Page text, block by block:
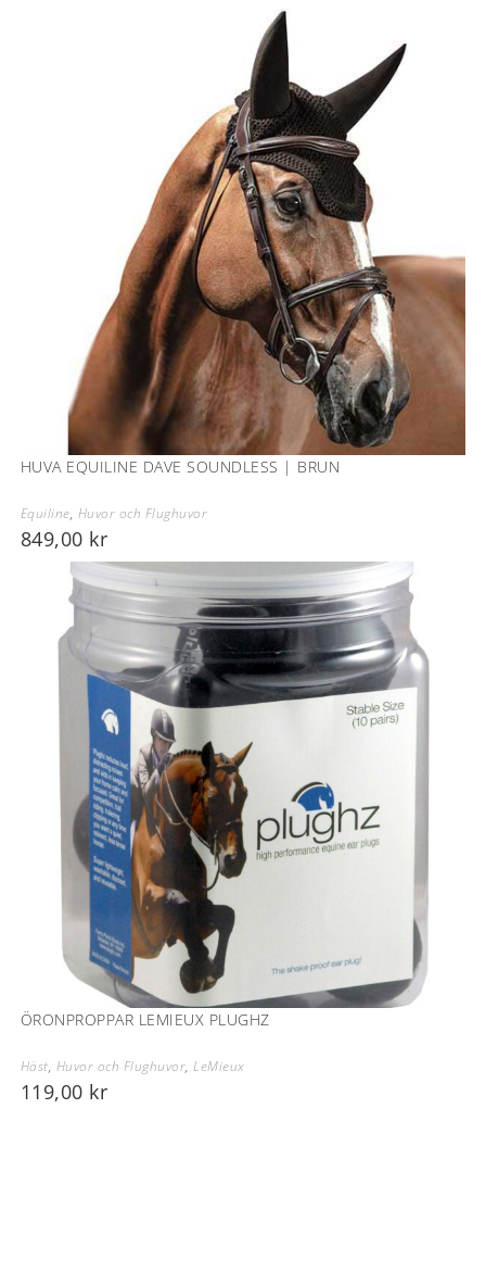
HUVA EQUILINE DAVE SOUNDLESS | BRUN
Equiline, Huvor och Flughuvor
849,00 kr
ÖRONPROPPAR LEMIEUX PLUGHZ
Häst, Huvor och Flughuvor,LeMieux
119,00 kr